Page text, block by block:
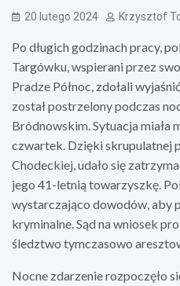
20 lutego 2024 Krzysztof
Po długich godzinach pracy,
Targówku, wspierani przez
Pradze Północ, zdołali
został postrzelony podczas
Bródnowskim. Sytuacja miała
czwartek. Dzięki skrupulatnej
Chodeckiej, udało się
jego 41-letnią towarzyszkę.
wystarczająco dowodów, aby
kryminalne. Sąd na wniosek
śledztwo tymczasowo
Nocne zdarzenie rozpoczęło